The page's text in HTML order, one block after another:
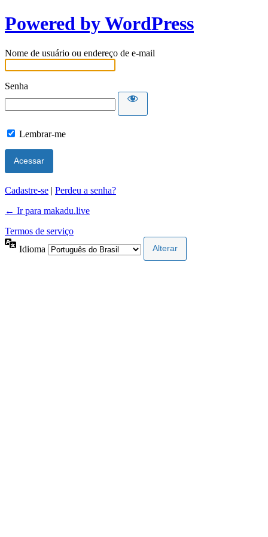
Powered by WordPress
Nome de usuário ou endereço de e-mail
Senha
Lembrar-me
Cadastre-se | Perdeu a senha?
← Ir para makadu.live
Termos de serviço
Idioma